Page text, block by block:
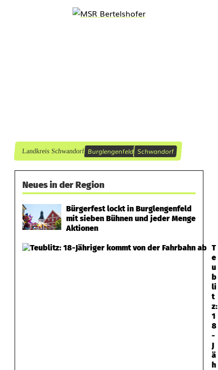
r
v
e
Landkreis Schwandorf Burglengenfeld Schwandorf
Neues in der Region
Bürgerfest lockt in Burglengenfeld
mit sieben Bühnen und jeder Menge
Aktionen
T
e
u
b
li
t
z:
1
8
-
J
ä
h